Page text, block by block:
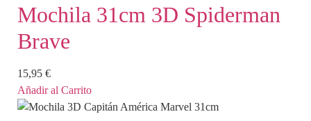
Mochila 31cm 3D Spiderman
Brave
15,95 €
Añadir al Carrito